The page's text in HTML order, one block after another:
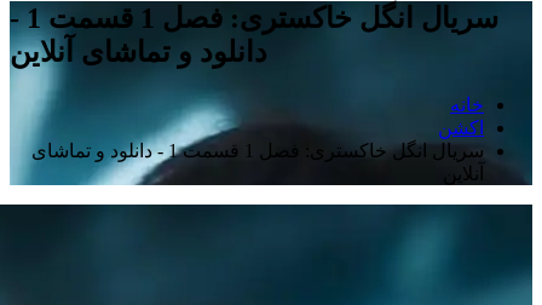
سریال انگل خاکستری: فصل 1 قسمت 1 -
دانلود و تماشای آنلاین
خانه
اکشن
سریال انگل خاکستری: فصل 1 قسمت 1 - دانلود و تماشای
آنلاین